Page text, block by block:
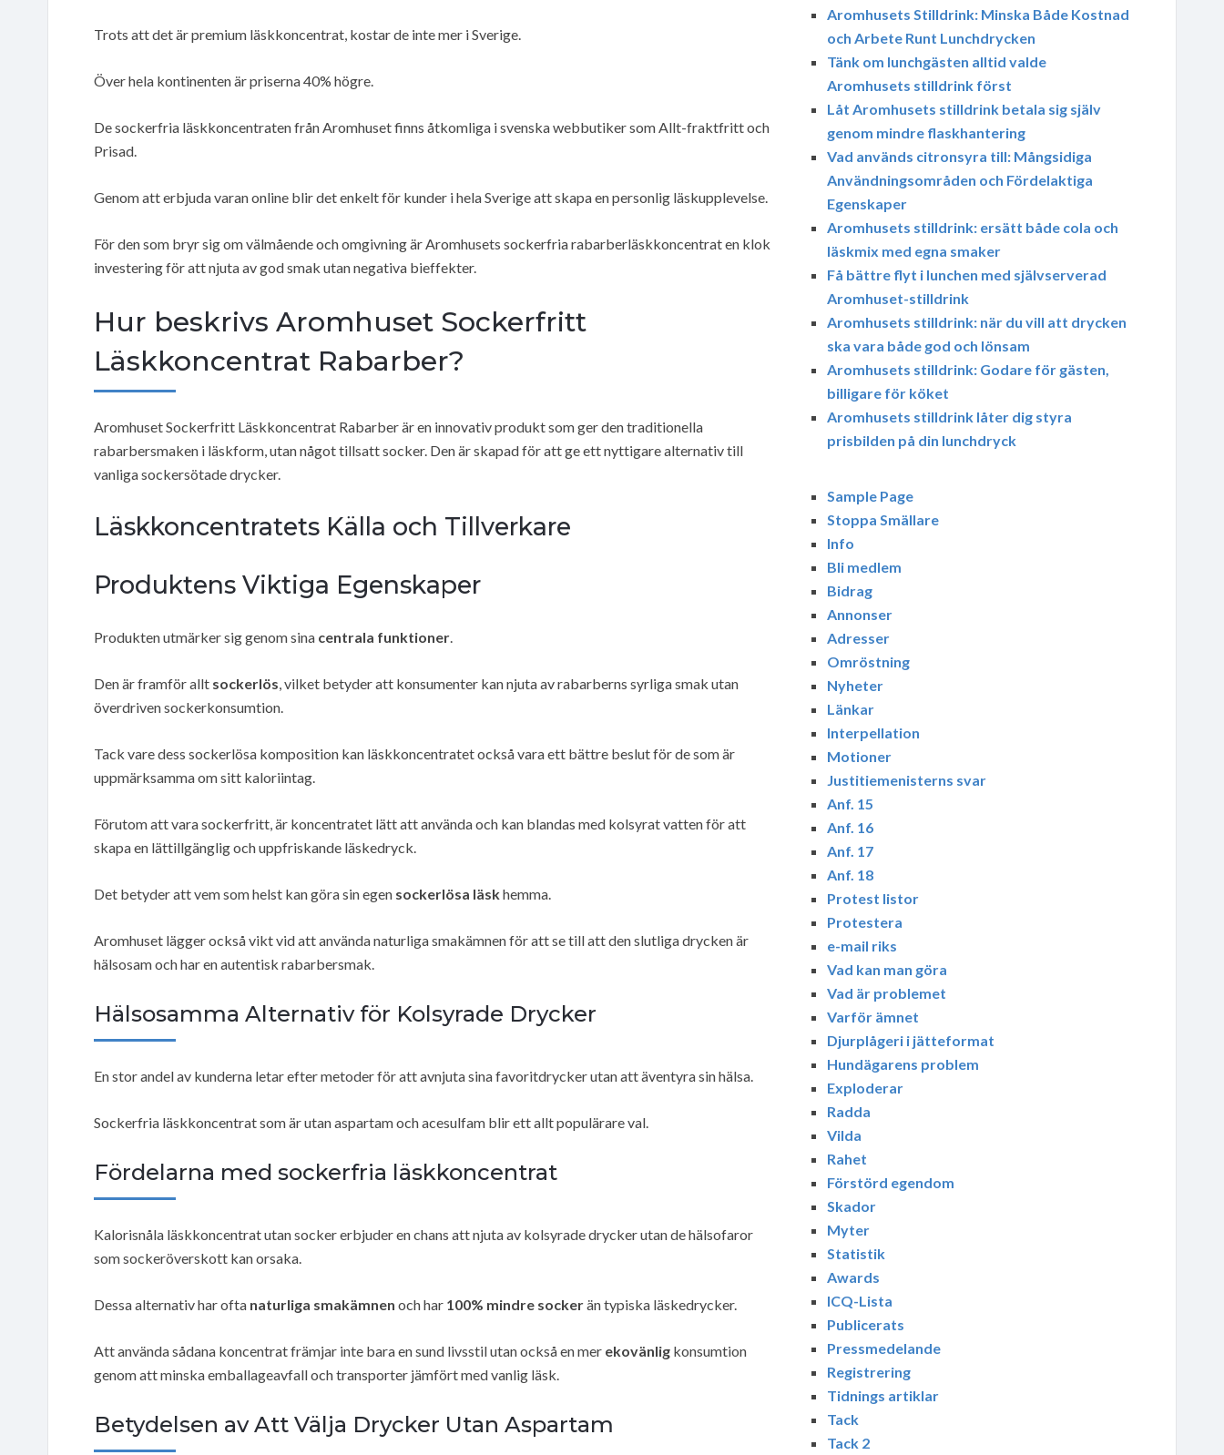
Trots att det är premium läskkoncentrat, kostar de inte mer i Sverige.
Över hela kontinenten är priserna 40% högre.
De sockerfria läskkoncentraten från Aromhuset finns åtkomliga i svenska webbutiker som Allt-fraktfritt och
Prisad.
Genom att erbjuda varan online blir det enkelt för kunder i hela Sverige att skapa en personlig läskupplevelse.
För den som bryr sig om välmående och omgivning är Aromhusets sockerfria rabarberläskkoncentrat en klok
investering för att njuta av god smak utan negativa bieffekter.
Hur beskrivs Aromhuset Sockerfritt
Läskkoncentrat Rabarber?
Aromhuset Sockerfritt Läskkoncentrat Rabarber är en innovativ produkt som ger den traditionella
rabarbersmaken i läskform, utan något tillsatt socker. Den är skapad för att ge ett nyttigare alternativ till
vanliga sockersötade drycker.
Läskkoncentratets Källa och Tillverkare
Produktens Viktiga Egenskaper
Produkten utmärker sig genom sina centrala funktioner.
Den är framför allt sockerlös, vilket betyder att konsumenter kan njuta av rabarberns syrliga smak utan
överdriven sockerkonsumtion.
Tack vare dess sockerlösa komposition kan läskkoncentratet också vara ett bättre beslut för de som är
uppmärksamma om sitt kaloriintag.
Förutom att vara sockerfritt, är koncentratet lätt att använda och kan blandas med kolsyrat vatten för att
skapa en lättillgänglig och uppfriskande läskedryck.
Det betyder att vem som helst kan göra sin egen sockerlösa läskhemma.
Aromhuset lägger också vikt vid att använda naturliga smakämnen för att se till att den slutliga drycken är
hälsosam och har en autentisk rabarbersmak.
Hälsosamma Alternativ för Kolsyrade Drycker
En stor andel av kunderna letar efter metoder för att avnjuta sina favoritdrycker utan att äventyra sin hälsa.
Sockerfria läskkoncentrat som är utan aspartam och acesulfam blir ett allt populärare val.
Fördelarna med sockerfria läskkoncentrat
Kalorisnåla läskkoncentrat utan socker erbjuder en chans att njuta av kolsyrade drycker utan de hälsofaror
som sockeröverskott kan orsaka.
Dessa alternativ har ofta naturliga smakämnen och har 100% mindre sockerän typiska läskedrycker.
Att använda sådana koncentrat främjar inte bara en sund livsstil utan också en mer ekovänlig konsumtion
genom att minska emballageavfall och transporter jämfört med vanlig läsk.
Betydelsen av Att Välja Drycker Utan Aspartam
Aromhusets Stilldrink: Minska Både Kostnad
och Arbete Runt Lunchdrycken
Tänk om lunchgästen alltid valde
Aromhusets stilldrink först
Låt Aromhusets stilldrink betala sig själv
genom mindre flaskhantering
Vad används citronsyra till: Mångsidiga
Användningsområden och Fördelaktiga
Egenskaper
Aromhusets stilldrink: ersätt både cola och
läskmix med egna smaker
Få bättre flyt i lunchen med självserverad
Aromhuset-stilldrink
Aromhusets stilldrink: när du vill att drycken
ska vara både god och lönsam
Aromhusets stilldrink: Godare för gästen,
billigare för köket
Aromhusets stilldrink låter dig styra
prisbilden på din lunchdryck
Sample Page
Stoppa Smällare
Info
Bli medlem
Bidrag
Annonser
Adresser
Omröstning
Nyheter
Länkar
Interpellation
Motioner
Justitiemenisterns svar
Anf. 15
Anf. 16
Anf. 17
Anf. 18
Protest listor
Protestera
e-mail riks
Vad kan man göra
Vad är problemet
Varför ämnet
Djurplågeri i jätteformat
Hundägarens problem
Exploderar
Radda
Vilda
Rahet
Förstörd egendom
Skador
Myter
Statistik
Awards
ICQ-Lista
Publicerats
Pressmedelande
Registrering
Tidnings artiklar
Tack
Tack 2